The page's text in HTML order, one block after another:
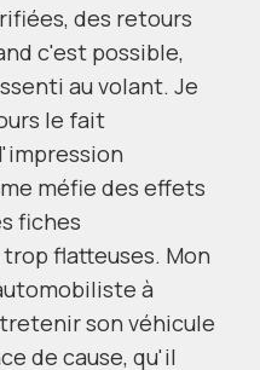
des retours
c'est possible,
au volant. Je
le fait
méfie des effets
fiches
flatteuses. Mon
à
son véhicule
de cause, qu'il